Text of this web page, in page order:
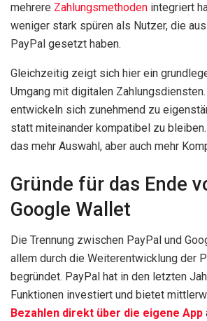
mehrere Zahlungsmethoden integriert
weniger stark spüren als Nutzer, die
PayPal gesetzt haben.
Gleichzeitig zeigt sich hier ein
Umgang mit digitalen
entwickeln sich zunehmend zu
statt miteinander kompatibel zu
das mehr Auswahl, aber auch mehr
Gründe für das Ende
Google Wallet
Die Trennung zwischen PayPal und
allem durch die Weiterentwicklung der
begründet. PayPal hat in den letzten
Funktionen investiert und bietet
Bezahlen direkt über die eigene App